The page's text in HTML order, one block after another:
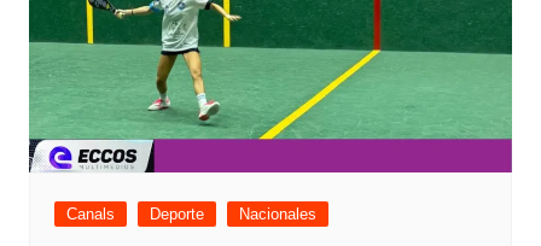
Canals Deporte Nacionales